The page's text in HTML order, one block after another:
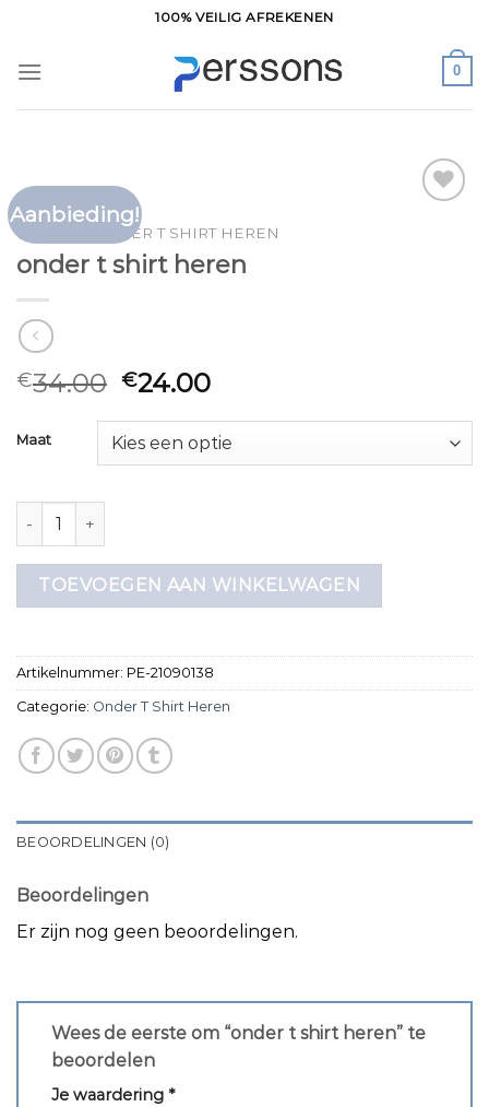
inhoud
100% VEILIG AFREKENEN
0
Aanbieding!
HOME ONDER T SHIRT HEREN
onder t shirt heren
€34.00 €24.00
Maat
onder t shirt heren aantal
TOEVOEGEN AAN WINKELWAGEN
Artikelnummer: PE-21090138
Categorie: Onder T Shirt Heren
BEOORDELINGEN (0)
Beoordelingen
Er zijn nog geen beoordelingen.
Wees de eerste om “onder t shirt heren” te
beoordelen
Je waardering *